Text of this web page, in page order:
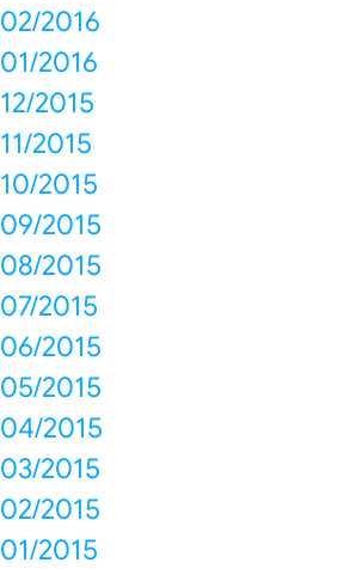
02/2016
01/2016
12/2015
11/2015
10/2015
09/2015
08/2015
07/2015
06/2015
05/2015
04/2015
03/2015
02/2015
01/2015